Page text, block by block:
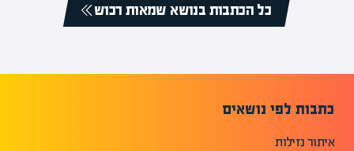
כל הכתבות בנושא שמאות רכוש
כתבות לפי נושאים
איתור נזילות